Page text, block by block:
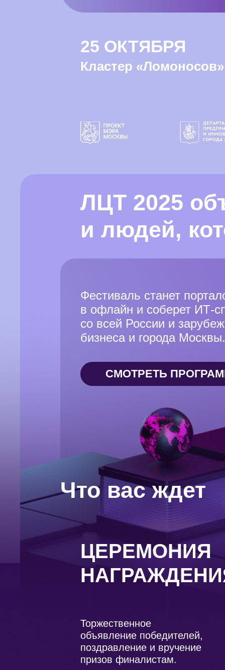
Кластер «Ломоносов»
25 ОКТЯБРЯ
Фестиваль станет
в офлайн и соберет ИТ-
со всей России и
бизнеса и города Москвы.
ЛЦТ 2025
и людей,
СМОТРЕТЬ
Что вас ждет
Торжественное
объявление победителей,
поздравление и вручение
призов финалистам.
ЦЕРЕМОНИЯ